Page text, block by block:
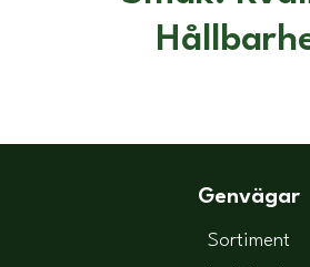
Genvägar
Sortiment